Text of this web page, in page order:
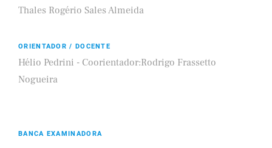
Thales Rogério Sales Almeida
ORIENTADOR / DOCENTE
Hélio Pedrini - Coorientador:Rodrigo Frassetto
Nogueira
BANCA EXAMINADORA